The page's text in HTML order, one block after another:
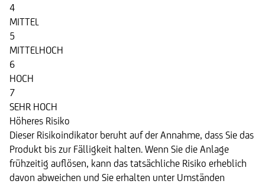
4
MITTEL
5
MITTELHOCH
6
HOCH
7
SEHR HOCH
Höheres Risiko
Dieser Risikoindikator beruht auf der Annahme, dass Sie das
Produkt bis zur Fälligkeit halten. Wenn Sie die Anlage
frühzeitig auflösen, kann das tatsächliche Risiko erheblich
davon abweichen und Sie erhalten unter Umständen